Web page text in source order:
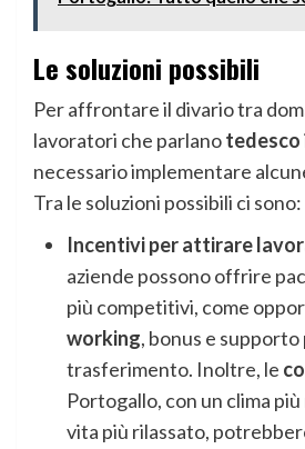
Le soluzioni possibili
Per affrontare il divario tra
lavoratori che parlanotedesco
necessario implementare
Tra le soluzioni possibili ci sono:
Incentivi per attirare
aziende possono offrire
più competitivi, come
working, bonus e supporto
trasferimento. Inoltre, le
Portogallo, con un clima
vita più rilassato,